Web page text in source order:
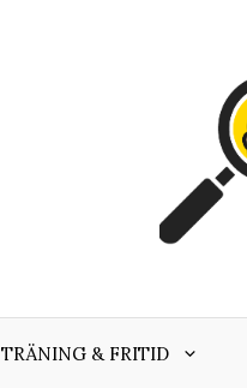
TRÄNING & FRITID